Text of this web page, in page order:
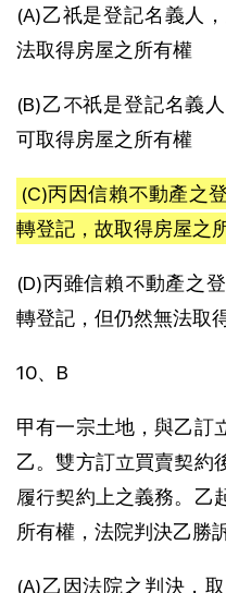
(A)乙祇是登記名義人
法取得房屋之所有權
(B)乙不祇是登記名義
可取得房屋之所有權
(C)丙因信賴不動產之
轉登記，故取得房屋之
(D)丙雖信賴不動產之
轉登記，但仍然無法取
10、B
甲有一宗土地，與乙訂
乙。雙方訂立買賣契約
履行契約上之義務。乙
所有權，法院判決乙勝
(A)乙因法院之判決，